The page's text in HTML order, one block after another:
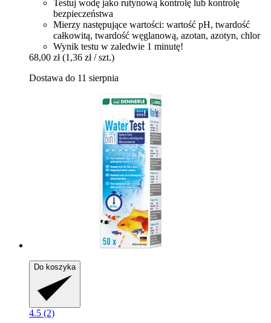
Testuj wodę jako rutynową kontrolę lub kontrolę
bezpieczeństwa
Mierzy następujące wartości: wartość pH, twardość
całkowitą, twardość węglanową, azotan, azotyn, chlor
Wynik testu w zaledwie 1 minutę!
68,00 zł (1,36 zł / szt.)
Dostawa do 11 sierpnia
Do koszyka
4.5 (2)